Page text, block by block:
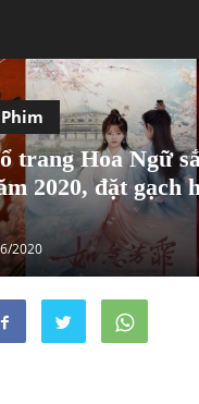
Phim
trang Hoa Ngữ
2020, đặt gạch
2020